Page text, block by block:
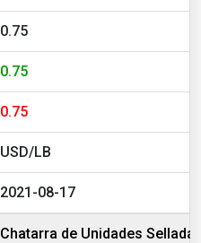
0.75
0.75
0.75
USD/LB
2021-08-17
Chatarra de Unidades